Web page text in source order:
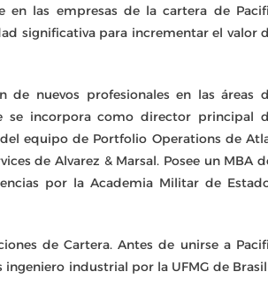
en las empresas de la cartera de
significativa para incrementar el valor
nuevos profesionales en las áreas
se incorpora como director principal
equipo de Portfolio Operations de
de Alvarez & Marsal. Posee un MBA
por la Academia Militar de
de Cartera. Antes de unirse a
ingeniero industrial por la UFMG de